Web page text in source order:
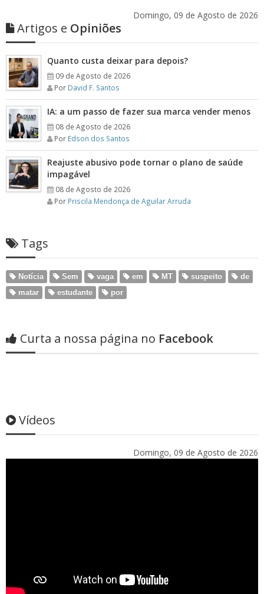
Domingo, 09 de Agosto de 2026
Artigos e Opiniões
Quanto custa deixar para depois?
09 de Agosto de 2026
Por David F. Santos
IA: a um passo de fazer sua marca vender menos
08 de Agosto de 2026
Por Edson dos Santos
Reajuste abusivo pode tornar o plano de saúde
impagável
08 de Agosto de 2026
Por Priscila Mendonça de Aguilar Arruda
Tags
Notícia Sem vaga em MT suspeito
de
matar
estudante por
Curta a nossa página no Facebook
Vídeos
Domingo, 09 de Agosto de 2026